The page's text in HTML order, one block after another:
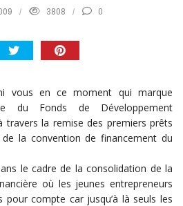
3808 0
vous en ce moment qui marque
du Fonds de Développement
travers la remise des premiers prêts
la convention de financement du
le cadre de la consolidation de la
où les jeunes entrepreneurs
pour compte car jusqu’à là seuls les